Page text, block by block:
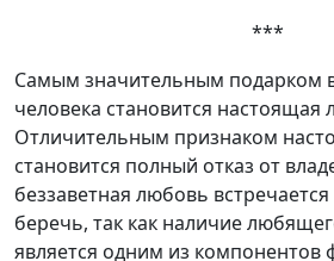
***
Самым значительным подарком
человека становится настоящая
Отличительным признаком
становится полный отказ от
беззаветная любовь встречается
беречь, так как наличие
является одним из компонентов